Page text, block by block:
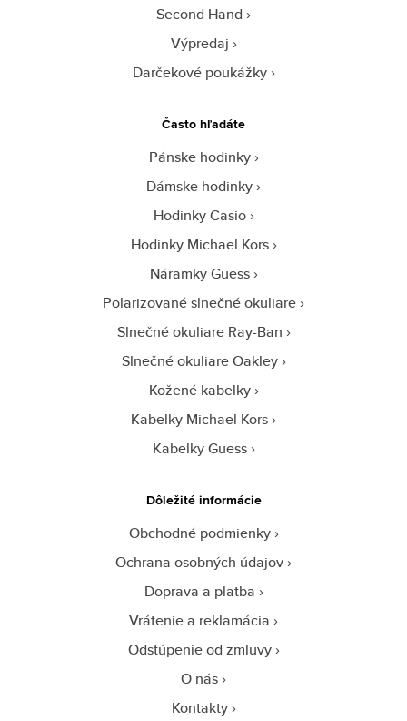
Second Hand
Výpredaj
Darčekové poukážky
Často hľadáte
Pánske hodinky
Dámske hodinky
Hodinky Casio
Hodinky Michael Kors
Náramky Guess
Polarizované slnečné okuliare
Slnečné okuliare Ray-Ban
Slnečné okuliare Oakley
Kožené kabelky
Kabelky Michael Kors
Kabelky Guess
Dôležité informácie
Obchodné podmienky
Ochrana osobných údajov
Doprava a platba
Vrátenie a reklamácia
Odstúpenie od zmluvy
O nás
Kontakty